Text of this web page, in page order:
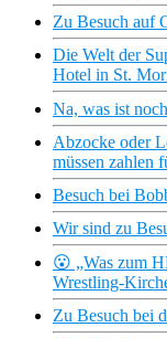
Zu Besuch auf
Die Welt der
Hotel in St.
Na, was ist
Abzocke oder
müssen zahlen
Besuch bei
Wir sind zu
😮 „Was zum
Wrestling-
Zu Besuch bei